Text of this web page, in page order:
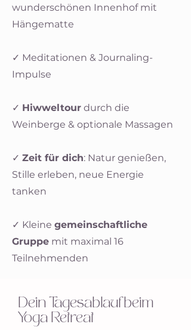
wunderschönen Innenhof mit
Hängematte
✓ Meditationen & Journaling-
Impulse
✓ Hiwweltour durch die
Weinberge & optionale Massagen
✓ Zeit für dich: Natur genießen,
Stille erleben, neue Energie
tanken
✓ Kleine gemeinschaftliche
Gruppe mit maximal 16
Teilnehmenden
Dein Tagesablaufbeim
Yoga Retreat